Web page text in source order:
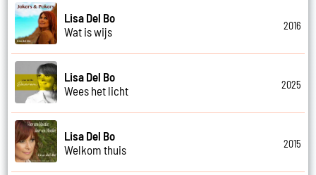
Lisa Del Bo
Wat is wijs
2016
Lisa Del Bo
Wees het licht
2025
Lisa Del Bo
Welkom thuis
2015